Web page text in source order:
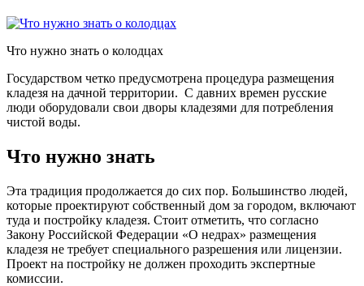
Что нужно знать о колодцах
Государством четко предусмотрена процедура размещения
кладезя на дачной территории. С давних времен русские
люди оборудовали свои дворы кладезями для потребления
чистой воды.
Что нужно знать
Эта традиция продолжается до сих пор. Большинство людей,
которые проектируют собственный дом за городом, включают
туда и постройку кладезя. Стоит отметить, что согласно
Закону Российской Федерации «О недрах» размещения
кладезя не требует специального разрешения или лицензии.
Проект на постройку не должен проходить экспертные
комиссии.